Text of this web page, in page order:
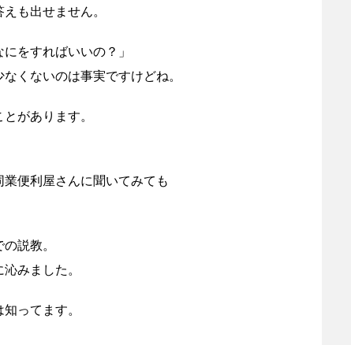
も出せません。
をすればいいの？」
くないのは事実ですけどね。
があります。
便利屋さんに聞いてみても
説教。
みました。
ってます。